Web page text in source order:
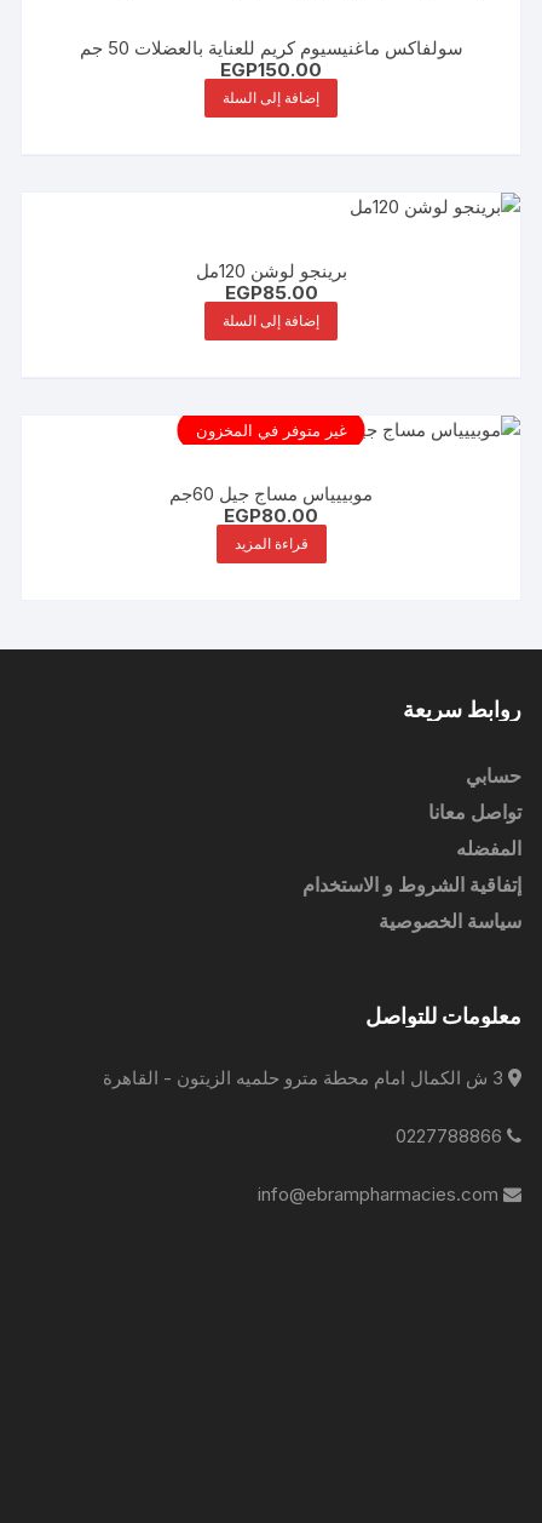
سولفاكس ماغنيسيوم كريم للعناية بالعضلات 50 جم
EGP150.00
إضافة إلى السلة
برينجو لوشن 120مل
EGP85.00
إضافة إلى السلة
غير متوفر في المخزون
موبييياس مساج جيل 60جم
EGP80.00
قراءة المزيد
روابط سريعة
حسابي
تواصل معانا
المفضله
إتفاقية الشروط و الاستخدام
سياسة الخصوصية
معلومات للتواصل